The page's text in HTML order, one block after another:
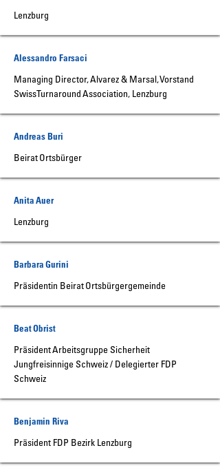
Lenzburg
Alessandro Farsaci
Managing Director, Alvarez & Marsal, Vorstand
Swiss Turnaround Association, Lenzburg
Andreas Buri
Beirat Ortsbürger
Anita Auer
Lenzburg
Barbara Gurini
Präsidentin Beirat Ortsbürgergemeinde
Beat Obrist
Präsident Arbeitsgruppe Sicherheit
Jungfreisinnige Schweiz / Delegierter FDP
Schweiz
Benjamin Riva
Präsident FDP Bezirk Lenzburg